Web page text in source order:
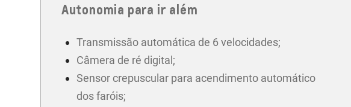
Autonomia para ir além
Transmissão automática de 6 velocidades;
Câmera de ré digital;
Sensor crepuscular para acendimento automático
dos faróis;